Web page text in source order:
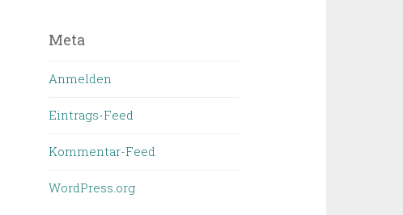
wurde
Meta
Anmelden
Eintrags-Feed
Kommentar-Feed
WordPress.org